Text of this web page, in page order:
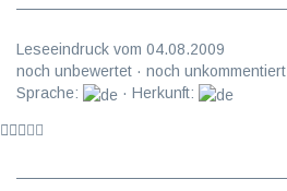
Leseeindruck vom 04.08.2009
noch unbewertet · noch unkommentiert
Sprache:
· Herkunft: